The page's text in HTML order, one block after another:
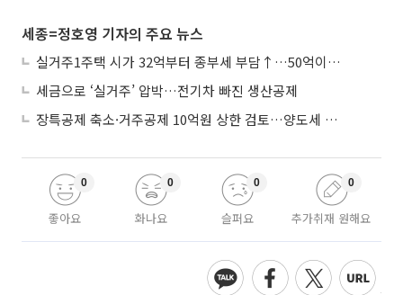
세종=정호영 기자의 주요 뉴스
실거주1주택 시가 32억부터 종부세 부담↑…50억이면 454→979만원
세금으로 ‘실거주’ 압박…전기차 빠진 생산공제
장특공제 축소·거주공제 10억원 상한 검토…양도세 실거주 중심 개편
좋아요
0
화나요
0
슬퍼요
0
추가취재 원해요
0